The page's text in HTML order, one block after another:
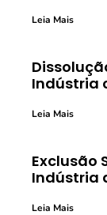
Leia Mais
Indústria
Leia Mais
Exclusão
Indústria
Leia Mais